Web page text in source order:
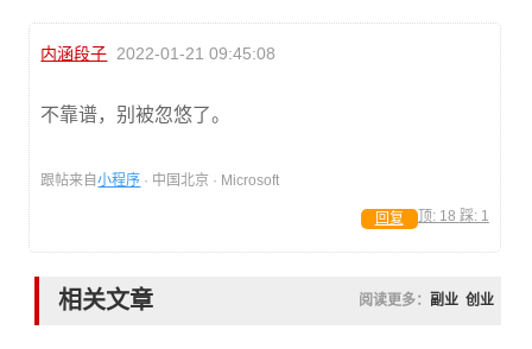
内涵段子 2022-01-21 09:45:08
不靠谱，别被忽悠了。
跟帖来自小程序 · 中国北京 · Microsoft
顶: 18 踩: 1
回复
相关文章 阅读更多： 副业 创业